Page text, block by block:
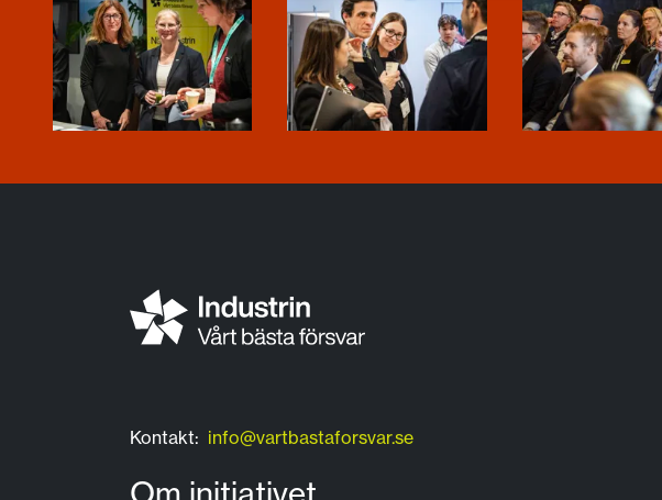
Kontakt: info@vartbastaforsvar.se